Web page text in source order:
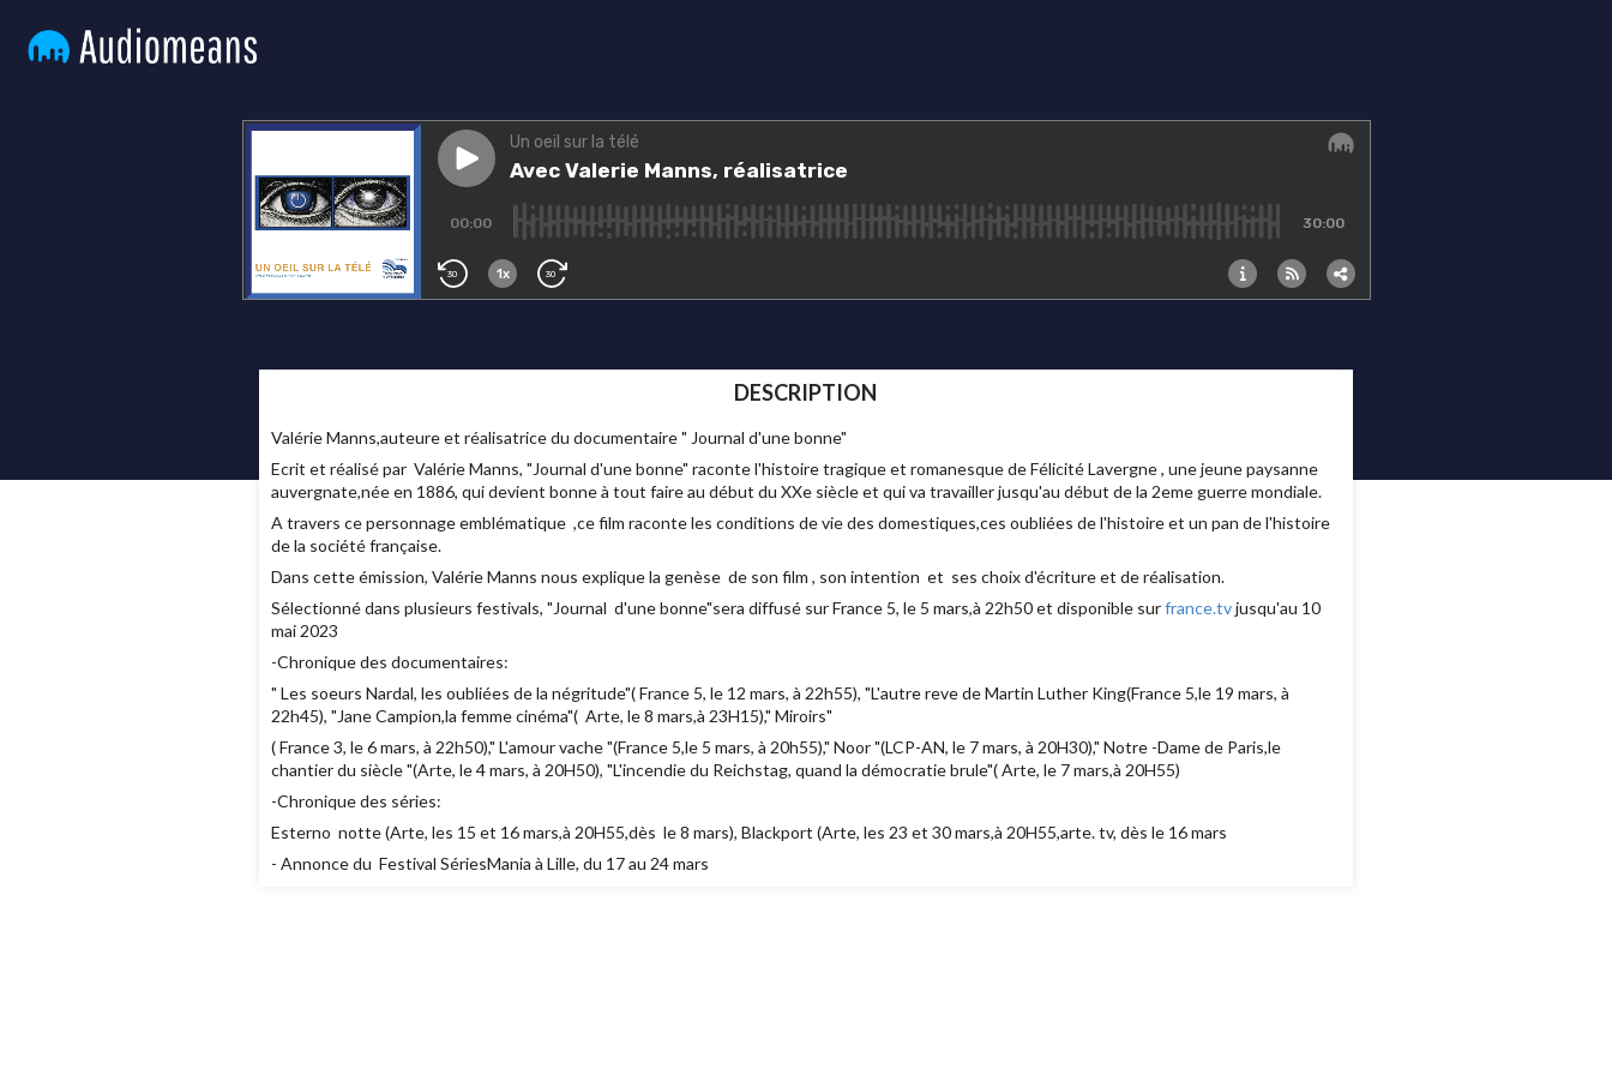
DESCRIPTION
Valérie Manns,auteure et réalisatrice du documentaire " Journal d'une bonne"
Ecrit et réalisé par Valérie Manns, "Journal d'une bonne" raconte l'histoire tragique et romanesque de Félicité Lavergne , une jeune paysanne
auvergnate,née en 1886, qui devient bonne à tout faire au début du XXe siècle et qui va travailler jusqu'au début de la 2eme guerre mondiale.
A travers ce personnage emblématique ,ce film raconte les conditions de vie des domestiques,ces oubliées de l'histoire et un pan de l'histoire
de la société française.
Dans cette émission, Valérie Manns nous explique la genèse de son film , son intention et ses choix d'écriture et de réalisation.
Sélectionné dans plusieurs festivals, "Journal d'une bonne"sera diffusé sur France 5, le 5 mars,à 22h50 et disponible surfrance.tvjusqu'au 10
mai 2023
-Chronique des documentaires:
" Les soeurs Nardal, les oubliées de la négritude"( France 5, le 12 mars, à 22h55), "L'autre reve de Martin Luther King(France 5,le 19 mars, à
22h45), "Jane Campion,la femme cinéma"( Arte, le 8 mars,à 23H15)," Miroirs"
( France 3, le 6 mars, à 22h50)," L'amour vache "(France 5,le 5 mars, à 20h55)," Noor "(LCP-AN, le 7 mars, à 20H30)," Notre -Dame de Paris,le
chantier du siècle "(Arte, le 4 mars, à 20H50), "L'incendie du Reichstag, quand la démocratie brule"( Arte, le 7 mars,à 20H55)
-Chronique des séries:
Esterno notte (Arte, les 15 et 16 mars,à 20H55,dès le 8 mars), Blackport (Arte, les 23 et 30 mars,à 20H55,arte. tv, dès le 16 mars
- Annonce du Festival SériesMania à Lille, du 17 au 24 mars